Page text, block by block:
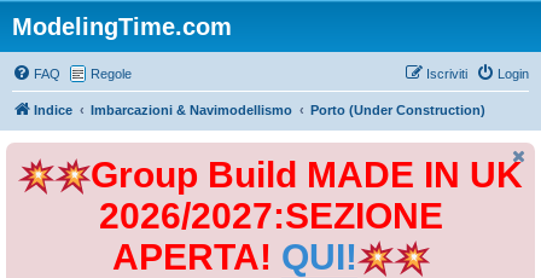
ModelingTime.com
FAQ Regole Login
Iscriviti
Indice Imbarcazioni & Navimodellismo Porto (Under Construction)
Group Build MADE IN UK
2026/2027:SEZIONE
APERTA! QUI!